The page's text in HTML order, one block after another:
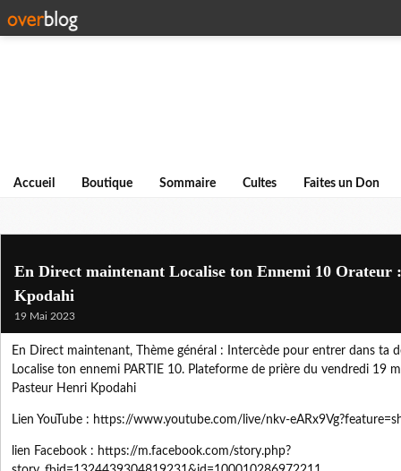
Accueil Boutique Sommaire Cultes Faites un Don
En Direct maintenant Localise ton Ennemi 10 Orateur
Kpodahi
19 Mai 2023
En Direct maintenant, Thème général : Intercède pour entrer dans ta
Localise ton ennemi PARTIE 10. Plateforme de prière du vendredi 19
Pasteur Henri Kpodahi
Lien YouTube : https://www.youtube.com/live/nkv-
lien Facebook : https://m.facebook.com/story.php?